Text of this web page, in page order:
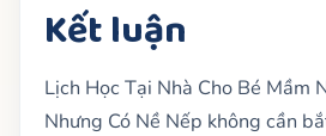
Kết luận
Lịch Học Tại Nhà Cho Bé Mầm
Nhưng Có Nề Nếp không cần